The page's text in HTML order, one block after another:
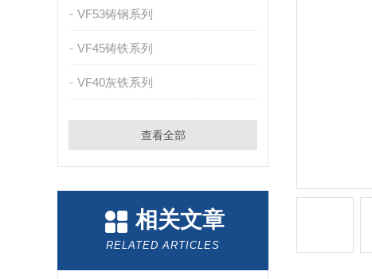
VF53铸钢系列
VF45铸铁系列
VF40灰铁系列
查看全部
相关文章
RELATED ARTICLES